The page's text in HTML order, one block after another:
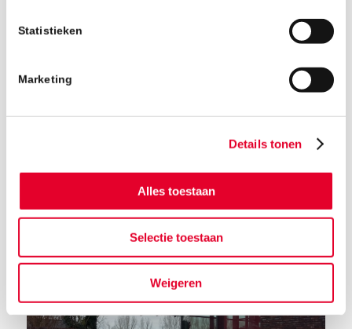
Statistieken
Marketing
Details tonen
Alles toestaan
Selectie toestaan
Weigeren